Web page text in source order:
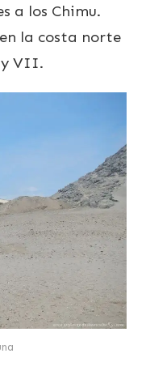
a los Chimu.
la costa norte
y VII.